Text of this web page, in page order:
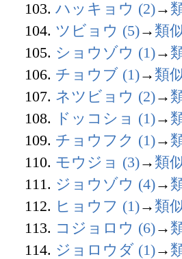
103. ハッキョウ (2)→
104. ツビョウ (5)→ 類
105. ショウゾウ (1)→
106. チョウブ (1)→ 類
107. ネツビョウ (2)→
108.
ドッコショ (1)→
109. チョウフク (1)→
110. モウジョ (3)→ 類
111. ジョウゾウ (4)→
112. ヒョウフ (1)→ 類
113. コジョロウ (6)→
114. ジョロウダ (1)→